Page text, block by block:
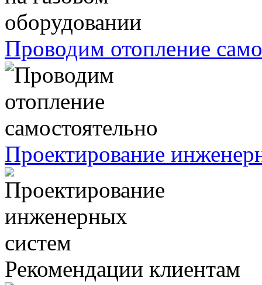
Проводим отопление
Проектирование
Рекомендации клиентам